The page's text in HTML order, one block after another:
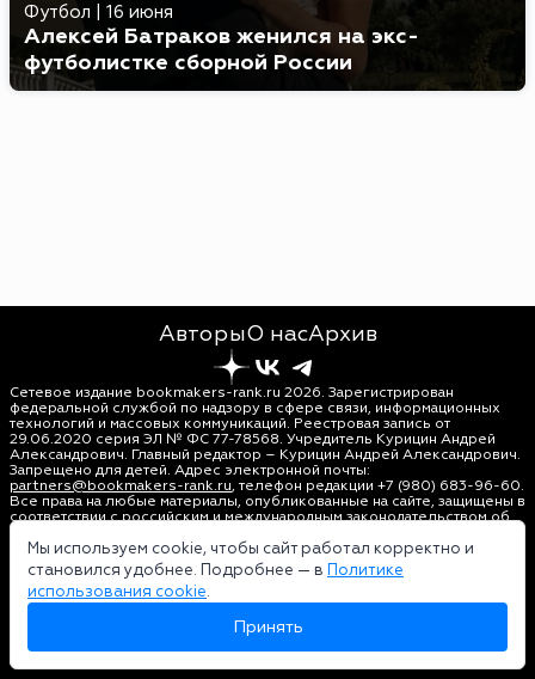
Мы используем cookie, чтобы сайт работал корректно и
становился удобнее. Подробнее — в Политике
использования cookie.
Принять
Футбол 16 июня
Алексей Батраков женился на экс-
футболистке сборной России
АвторыО насАрхив
Сетевое издание bookmakers-rank.ru 2026. Зарегистрирован
федеральной службой по надзору в сфере связи, информационных
технологий и массовых коммуникаций. Реестровая запись от
29.06.2020 серия ЭЛ № ФС 77-78568. Учредитель Курицин Андрей
Александрович. Главный редактор – Курицин Андрей Александрович.
Запрещено для детей. Адрес электронной почты:
partners@bookmakers-rank.ru, телефон редакции +7 (980) 683-96-60.
Все права на любые материалы, опубликованные на сайте, защищены в
соответствии с российским и международным законодательством об
фото, аудио и видеоматериалов возможно только с согласия
правообладателя (bookmakers-rank.ru). Персональные данные (ФЗ
152). При полном или частичном использовании материалов
bookmakers-rank.ru активная индексируемая гиперссылка на
исходный материал обязательна. Оригинал текста:
|
Политика использования cookie